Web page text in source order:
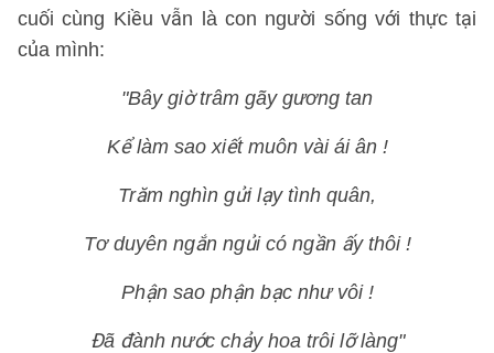
cuối cùng Kiều vẫn là con người sống với thực tại
của mình:
"Bây giờ trâm gãy gương tan
Kể làm sao xiết muôn vài ái ân !
Trăm nghìn gửi lạy tình quân,
Tơ duyên ngắn ngủi có ngần ấy thôi !
Phận sao phận bạc như vôi !
Đã đành nước chảy hoa trôi lỡ làng"